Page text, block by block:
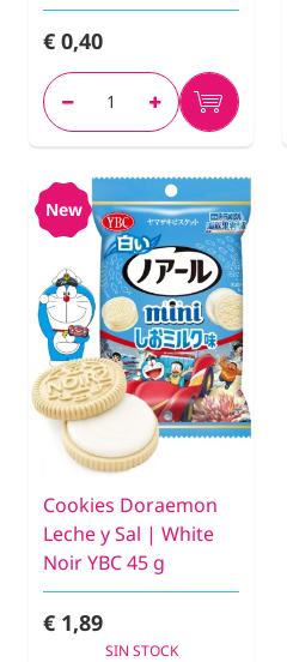
€ 0,40
New
Cookies Doraemon
Leche y Sal | White
Noir YBC 45 g
€ 1,89
SIN STOCK